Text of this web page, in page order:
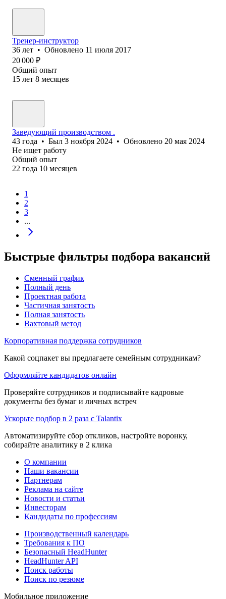
Тренер-инструктор
36 лет • Обновлено 11 июля 2017
20 000 ₽
Общий опыт
15 лет 8 месяцев
Заведующий производством .
43 года • Был 3 ноября 2024 • Обновлено 20 мая 2024
Не ищет работу
Общий опыт
22 года 10 месяцев
1
2
3
...
Быстрые фильтры подбора вакансий
Сменный график
Полный день
Проектная работа
Частичная занятость
Полная занятость
Вахтовый метод
Корпоративная поддержка сотрудников
Какой соцпакет вы предлагаете семейным сотрудникам?
Оформляйте кандидатов онлайн
Проверяйте сотрудников и подписывайте кадровые
документы без бумаг и личных встреч
Ускорьте подбор в 2 раза с Talantix
Автоматизируйте сбор откликов, настройте воронку,
собирайте аналитику в 2 клика
О компании
Наши вакансии
Партнерам
Реклама на сайте
Новости и статьи
Инвесторам
Кандидаты по профессиям
Производственный календарь
Требования к ПО
Безопасный HeadHunter
HeadHunter API
Поиск работы
Поиск по резюме
Мобильное приложение